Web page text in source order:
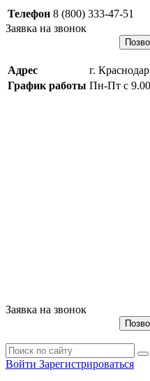
Телефон 8 (800) 333-47-51
Заявка на звонок
Адрес
г.
График работы Пн-Пт с
Заявка на звонок
Войти Зарегистрироваться